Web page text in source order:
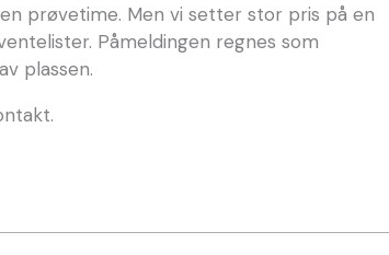
prøvetime. Men vi setter stor pris på en
Påmeldingen regnes som
plassen.